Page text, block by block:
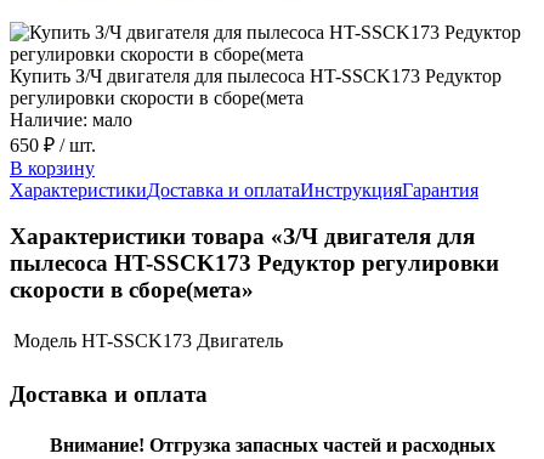
Купить З/Ч двигателя для пылесоса HT-SSCK173 Редуктор
регулировки скорости в сборе(мета
Наличие: мало
650 ₽ / шт.
В корзину
ХарактеристикиДоставка и оплатаИнструкцияГарантия
Характеристики товара «З/Ч двигателя для
пылесоса HT-SSCK173 Редуктор регулировки
скорости в сборе(мета»
Модель HT-SSCK173 Двигатель
Доставка и оплата
Внимание! Отгрузка запасных частей и расходных